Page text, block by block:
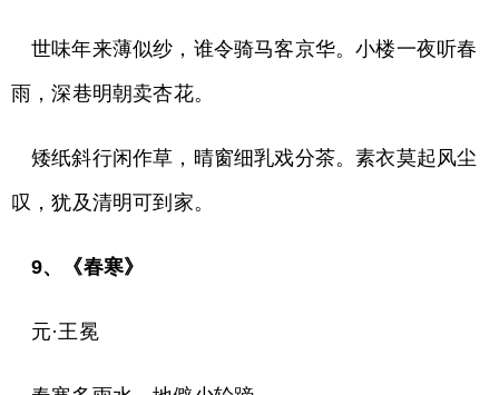
世味年来薄似纱，谁令骑马客京华。小楼一夜听春
雨，深巷明朝卖杏花。
矮纸斜行闲作草，晴窗细乳戏分茶。素衣莫起风尘
叹，犹及清明可到家。
9、《春寒》
元·王冕